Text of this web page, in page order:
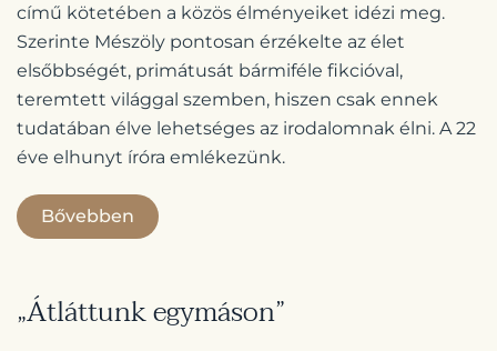
című kötetében a közös élményeiket idézi meg.
Szerinte Mészöly pontosan érzékelte az élet
elsőbbségét, primátusát bármiféle fikcióval,
teremtett világgal szemben, hiszen csak ennek
tudatában élve lehetséges az irodalomnak élni. A 22
éve elhunyt íróra emlékezünk.
Bővebben
„Átláttunk egymáson”